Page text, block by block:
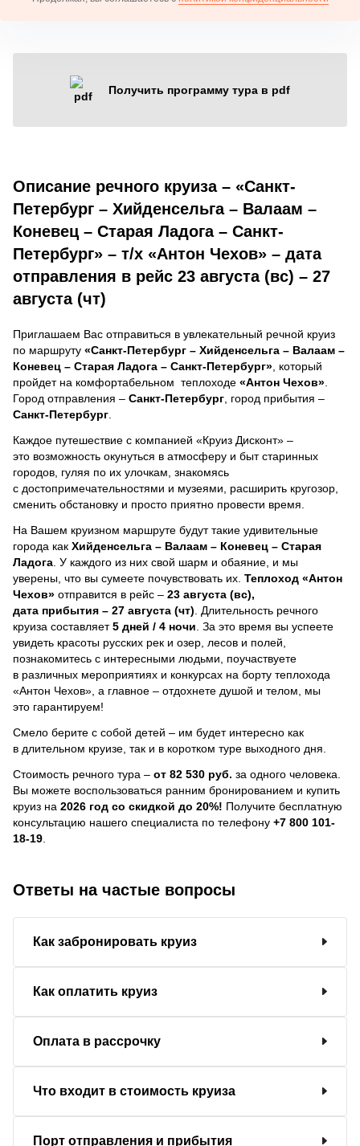
Получить программу тура в pdf
Описание речного круиза – «Санкт-
Петербург – Хийденсельга – Валаам –
Коневец – Старая Ладога – Санкт-
Петербург» – т/х «Антон Чехов» – дата
отправления в рейс 23 августа (вс) – 27
августа (чт)
Приглашаем Вас отправиться в увлекательный речной круиз
по маршруту «Санкт-Петербург – Хийденсельга – Валаам –
Коневец – Старая Ладога – Санкт-Петербург» , который
пройдет на комфортабельном теплоходе «Антон Чехов»
Город отправления – Санкт-Петербург , город прибытия –
Санкт-Петербург
Каждое путешествие с компанией «Круиз Дисконт» –
это возможность окунуться в атмосферу и быт старинных
городов, гуляя по их улочкам, знакомясь
с достопримечательностями и музеями, расширить кругозор,
сменить обстановку и просто приятно провести время.
На Вашем круизном маршруте будут такие удивительные
города как Хийденсельга – Валаам – Коневец – Старая
Ладога . У каждого из них свой шарм и обаяние, и мы
уверены, что вы сумеете почувствовать их. Теплоход «Антон
Чехов» отправится в рейс – 23 августа (вс),
дата прибытия – 27 августа (чт) . Длительность речного
круиза составляет5 дней / 4 ночи За это время вы успеете
увидеть красоты русских рек и озер, лесов и полей,
познакомитесь с интересными людьми, поучаствуете
в различных мероприятиях и конкурсах на борту теплохода
«Антон Чехов», а главное – отдохнете душой и телом, мы
это гарантируем!
Смело берите с собой детей – им будет интересно как
в длительном круизе, так и в коротком туре выходного дня.
Стоимость речного тура – от 82 530 руб. за одного человека.
Вы можете воспользоваться ранним бронированием и купить
круиз на 2026 год со скидкой до 20%! Получите бесплатную
консультацию нашего специалиста по телефону +7 800 101-
18-19
Ответы на частые вопросы
Как забронировать круиз
Как оплатить круиз
Оплата в рассрочку
Что входит в стоимость круиза
Порт отправления и прибытия